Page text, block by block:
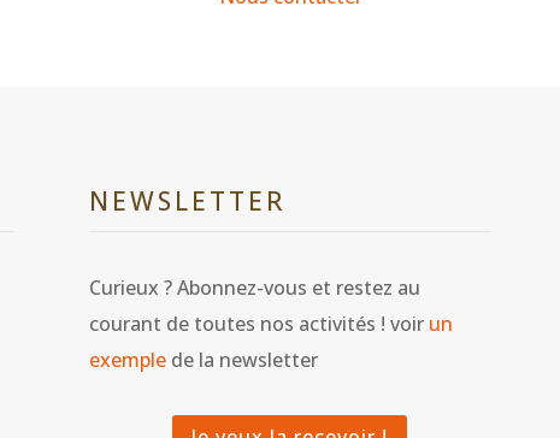
NEWSLETTER
Curieux ? Abonnez-vous et restez au
courant de toutes nos activités ! voir un
exemplede la newsletter